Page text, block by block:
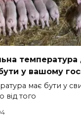
температура
у вашому
має бути у
від того